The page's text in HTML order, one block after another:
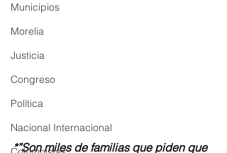
Municipios
Morelia
Justicia
Congreso
Política
Nacional Internacional
*”Son miles de familias que piden que